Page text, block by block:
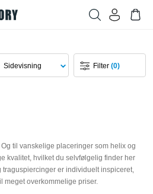
Sidevisning Filter(0)
til vanskelige placeringer som helix og
kvalitet, hvilket du selvfølgelig finder her
traguspiercinger er individuelt inspiceret,
meget overkommelige priser.